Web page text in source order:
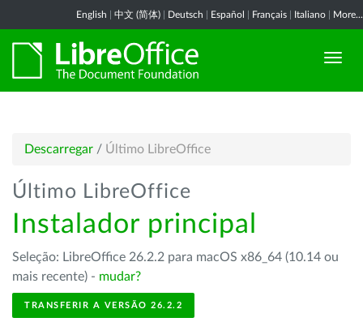
English 中文 (简体) Deutsch Español Français Italiano More...
Descarregar / Último LibreOffice
Último LibreOffice
Instalador principal
Seleção: LibreOffice 26.2.2 para macOS x86_64 (10.14 ou
mais recente) - mudar?
TRANSFERIR A VERSÃO 26.2.2